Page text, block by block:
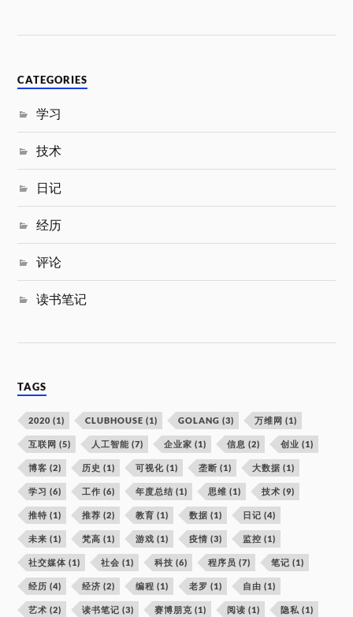
CATEGORIES
学习
技术
日记
经历
评论
读书笔记
TAGS
2020 (1) CLUBHOUSE (1) GOLANG (3) 万维网 (1)
互联网 (5) 人工智能 (7) 企业家 (1) 信息 (2) 创业 (1)
博客 (2) 历史 (1) 可视化 (1) 垄断 (1) 大数据 (1)
学习 (6) 工作 (6) 年度总结 (1) 思维 (1) 技术 (9)
推特 (1) 推荐 (2) 教育 (1) 数据 (1) 日记 (4)
未来 (1) 梵高 (1) 游戏 (1) 疫情 (3) 监控 (1)
社交媒体 (1) 社会 (1) 科技 (6) 程序员 (7) 笔记 (1)
经历 (4) 经济 (2) 编程 (1) 老罗 (1) 自由 (1)
艺术 (2) 读书笔记 (3) 赛博朋克 (1) 阅读 (1) 隐私 (1)